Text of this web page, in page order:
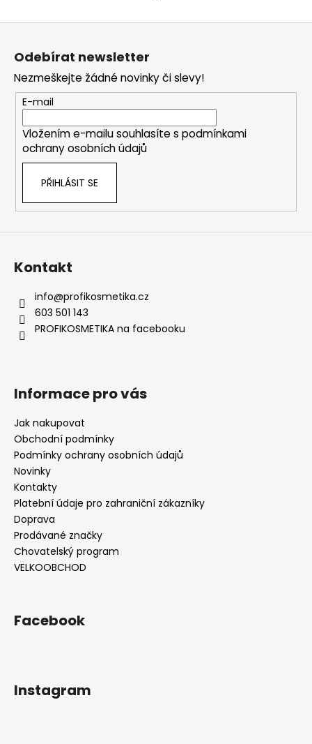
Z
Odebírat newsletter
Nezmeškejte žádné novinky či slevy!
E-mail
Vložením e-mailu souhlasíte s podmínkami
ochrany osobních údajů
PŘIHLÁSIT SE
Kontakt
info@profikosmetika.cz
603 501 143
PROFIKOSMETIKA na facebooku
Informace pro vás
Jak nakupovat
Obchodní podmínky
Podmínky ochrany osobních údajů
Novinky
Kontakty
Platební údaje pro zahraniční zákazníky
Doprava
Prodávané značky
Chovatelský program
VELKOOBCHOD
Facebook
Instagram